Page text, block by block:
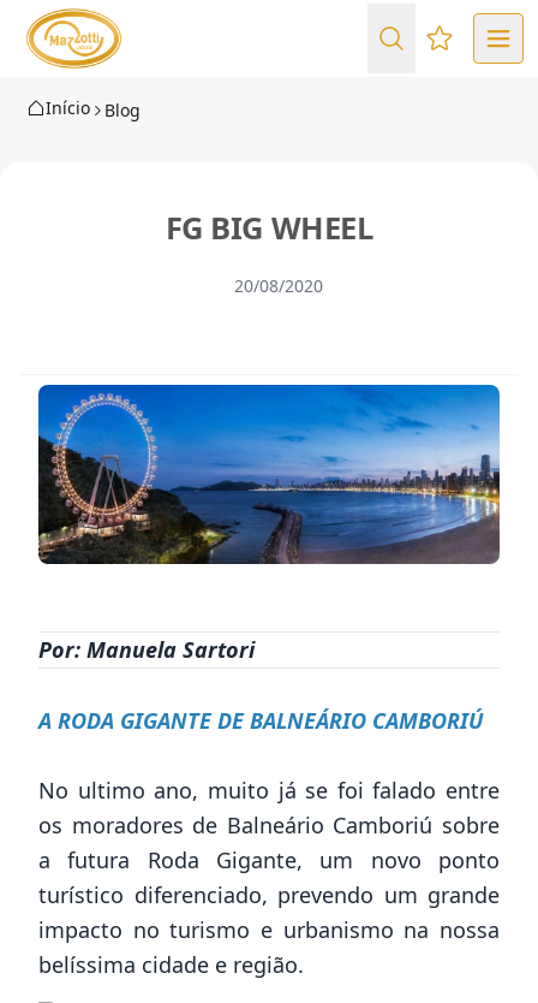
Favoritos
Início Blog
FG BIG WHEEL
20/08/2020
Por: Manuela Sartori
A RODA GIGANTE DE BALNEÁRIO CAMBORIÚ
No ultimo ano, muito já se foi falado entre
os moradores de Balneário Camboriú sobre
a futura Roda Gigante, um novo ponto
turístico diferenciado, prevendo um grande
impacto no turismo e urbanismo na nossa
belíssima cidade e região.